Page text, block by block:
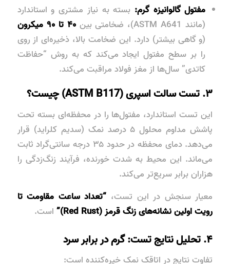
مفتول گالوانیزه گرم: بسته به نیاز مشتری و استاندارد
(مانند ASTM A641)، ضخامتی بین
۴۰ تا ۹۰ میکرون
(و گاهی بیشتر) دارد. این ضخامت بالا، ذخیره‌ای از روی
را بر سطح مفتول ایجاد می‌کند که به روش “حفاظت
کاتدی” سال‌ها از مغز فولاد مراقبت می‌کند.
۳. تست سالت اسپری (ASTM B117) چیست؟
این تست استاندارد، مفتول‌ها را در محفظه‌ای بسته تحت
پاشش مداوم محلول ۵ درصد نمک (سدیم کلراید) قرار
می‌دهد. دمای محفظه در حدود ۳۵ درجه سانتی‌گراد ثابت
می‌ماند. این محیط به شدت خورنده، فرآیند زنگ‌زدگی را
هزاران برابر سریع‌تر می‌کند.
معیار سنجش در این تست، “تعداد ساعت مقاومت تا
رویت اولین نشانه‌های زنگ قرمز (Red Rust)”
است.
۴. تحلیل نتایج تست: گرم در برابر سرد
تفاوت نتایج در اتاقک نمک خیره‌کننده است: